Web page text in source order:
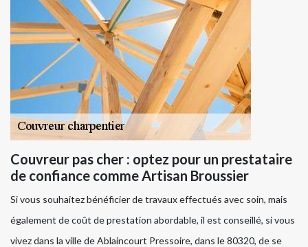
Couvreur pas cher : optez pour un prestataire
de confiance comme Artisan Broussier
Si vous souhaitez bénéficier de travaux effectués avec soin, mais
également de coût de prestation abordable, il est conseillé, si vous
vivez dans la ville de Ablaincourt Pressoire, dans le 80320, de se